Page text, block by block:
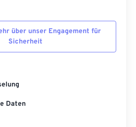
über unser Engagement für
Sicherheit
Daten